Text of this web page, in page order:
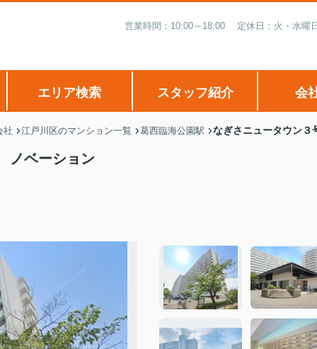
営業時間：10:00～18:00 定休日：火・水曜
エリア検索 スタッフ紹介 会
社 江戸川区のマンション一覧 葛西臨海公園駅 なぎさニュータウン
ベーション